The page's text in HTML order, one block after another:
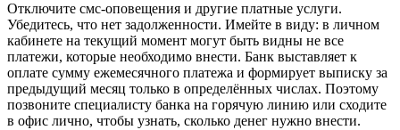
Отключите смс-оповещения и другие платные услуги.
Убедитесь, что нет задолженности. Имейте в виду: в личном
кабинете на текущий момент могут быть видны не все
платежи, которые необходимо внести. Банк выставляет к
оплате сумму ежемесячного платежа и формирует выписку за
предыдущий месяц только в определённых числах. Поэтому
позвоните специалисту банка на горячую линию или сходите
в офис лично, чтобы узнать, сколько денег нужно внести.